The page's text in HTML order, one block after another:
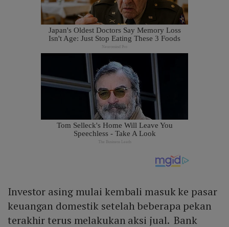
Investor asing mulai kembali masuk ke pasar
keuangan domestik setelah beberapa pekan
terakhir terus melakukan aksi jual. Bank